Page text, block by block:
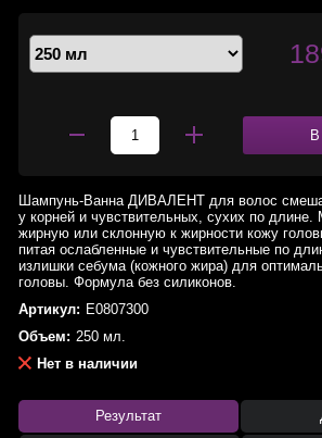
Шампунь-Ванна ДИВАЛЕНТ для волос
у корней и чувствительных, сухих по длине.
жирную или склонную к жирности кожу
питая ослабленные и чувствительные по
излишки себума (кожного жира) для
головы. Формула без силиконов.
Артикул: E0807300
Объем: 250 мл.
Нет в наличии
Результат